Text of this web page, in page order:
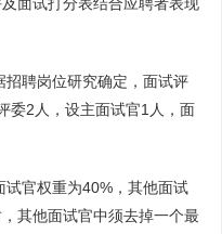
聘岗位研究确定，面试评
委2人，设主面试官1人，面
官权重为40%，其他面试
其他面试官中须去掉一个最